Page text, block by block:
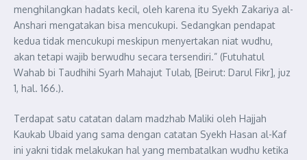
menghilangkan hadats kecil, oleh karena itu Syekh Zakariya al-
Anshari mengatakan bisa mencukupi. Sedangkan pendapat
kedua tidak mencukupi meskipun menyertakan niat wudhu,
akan tetapi wajib berwudhu secara tersendiri.” (Futuhatul
Wahab bi Taudhihi Syarh Mahajut Tulab, [Beirut: Darul Fikr], juz
1, hal. 166.).
Terdapat satu catatan dalam madzhab Maliki oleh Hajjah
Kaukab Ubaid yang sama dengan catatan Syekh Hasan al-Kaf
ini yakni tidak melakukan hal yang membatalkan wudhu ketika